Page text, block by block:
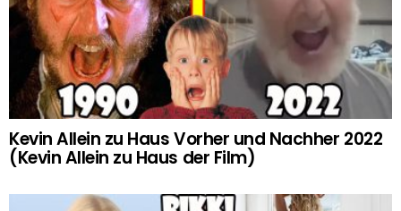
Kevin Allein zu Haus Vorher und Nachher 2022
(Kevin Allein zu Haus der Film)